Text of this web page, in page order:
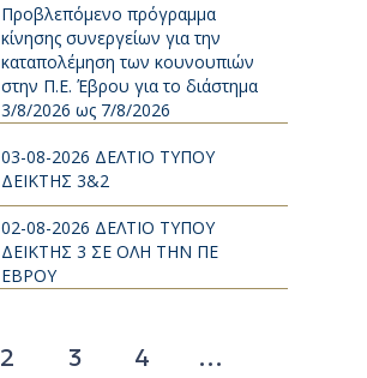
Προβλεπόμενο πρόγραμμα
κίνησης συνεργείων για την
καταπολέμηση των κουνουπιών
στην Π.Ε. Έβρου για το διάστημα
3/8/2026 ως 7/8/2026
03-08-2026 ΔΕΛΤΙΟ ΤΥΠΟΥ
ΔΕΙΚΤΗΣ 3&2
02-08-2026 ΔΕΛΤΙΟ ΤΥΠΟΥ
ΔΕΙΚΤΗΣ 3 ΣΕ ΟΛΗ ΤΗΝ ΠΕ
ΕΒΡΟΥ
2 3 4 …